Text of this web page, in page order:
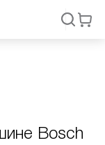
Bosch